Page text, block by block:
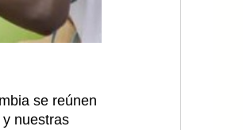
se reúnen
nuestras